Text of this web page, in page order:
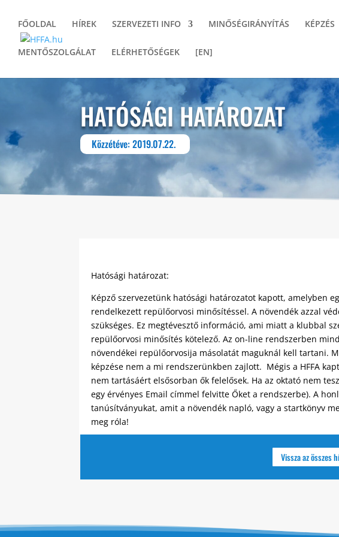
FŐOLDAL HÍREK SZERVEZETI INFO MINŐSÉGIRÁNYÍTÁS KÉPZÉS
MENTŐSZOLGÁLAT ELÉRHETŐSÉGEK [EN]
HATÓSÁGI HATÁROZAT
Közzétéve: 2019.07.22.
Hatósági határozat:
Képző szervezetünk hatósági határozatot kapott, amelyben
rendelkezett repülőorvosi minősítéssel. A növendék azzal
szükséges. Ez megtévesztő információ, ami miatt a klubbal
repülőorvosi minősítés kötelező. Az on-line rendszerben
növendékei repülőorvosija másolatát maguknál kell tartani.
képzése nem a mi rendszerünkben zajlott. Mégis a HFFA
nem tartásáért elsősorban ők felelősek. Ha az oktató nem
egy érvényes Email címmel felvitte Őket a rendszerbe). A
tanúsítványukat, amit a növendék napló, vagy a startkönyv
meg róla!
Vissza az összes